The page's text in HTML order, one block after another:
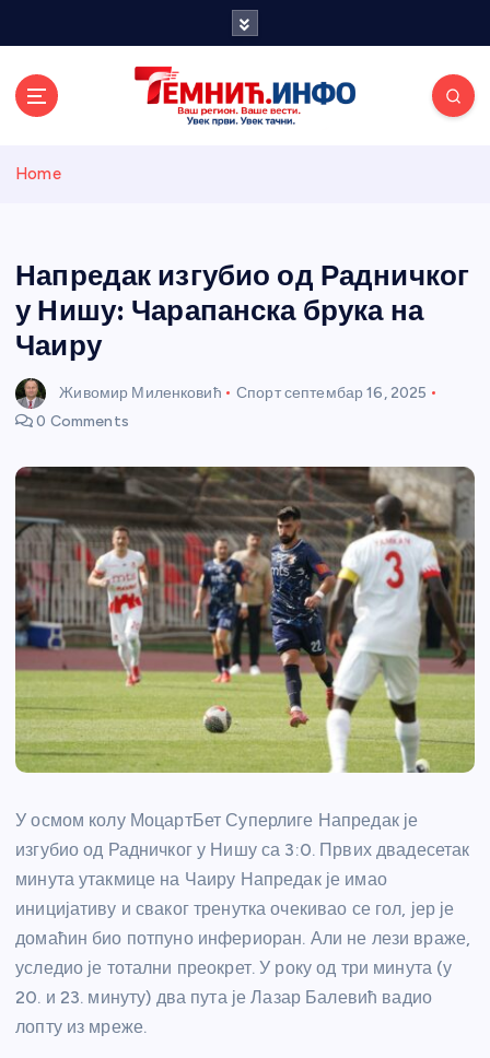
и портал
Home
Напредак изгубио од Радничког
у Нишу: Чарапанска брука на
Чаиру
Живомир Миленковић Спортсептембар 16, 2025
0 Comments
У осмом колу МоцартБет Суперлиге Напредак је
изгубио од Радничког у Нишу са 3:0. Првих двадесетак
минута утакмице на Чаиру Напредак је имао
иницијативу и сваког тренутка очекивао се гол, јер је
домаћин био потпуно инфериоран. Али не лези враже,
уследио је тотални преокрет. У року од три минута (у
20. и 23. минуту) два пута је Лазар Балевић вадио
лопту из мреже.